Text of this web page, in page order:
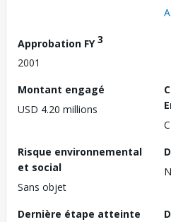
Approbation FY3
2001
Montant engagé
USD 4.20 millions
C
Risque environnemental
et social
Sans objet
Dernière étape atteinte